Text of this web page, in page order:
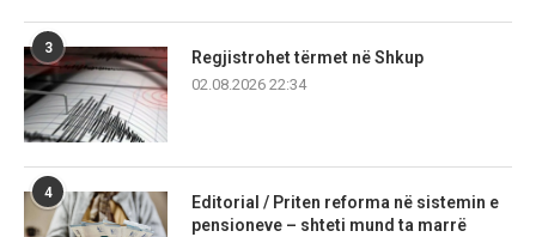
3
Regjistrohet tërmet në Shkup
02.08.2026 22:34
4
Editorial / Priten reforma në sistemin e
pensioneve – shteti mund ta marrë